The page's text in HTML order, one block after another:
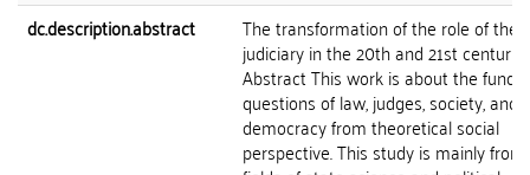
dc.description.abstract
The transformation of the role of the
judiciary in the 20th and 21st
Abstract This work is about the
questions of law, judges, society, and
democracy from theoretical social
perspective. This study is mainly